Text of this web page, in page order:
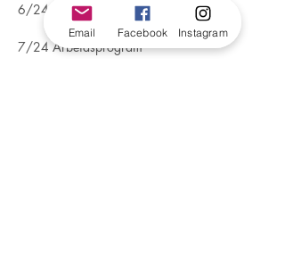
6/24 Budsjett
7/24 Arbeidsprogram
Email Facebook Instagram